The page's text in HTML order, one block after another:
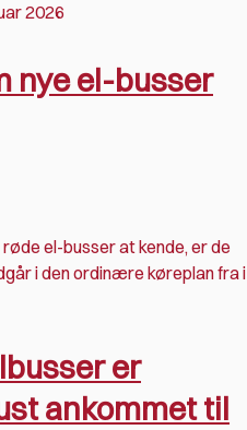
2026
nye el-busser
el-busser at kende, er de
i den ordinære køreplan fra i
er
ankommet til